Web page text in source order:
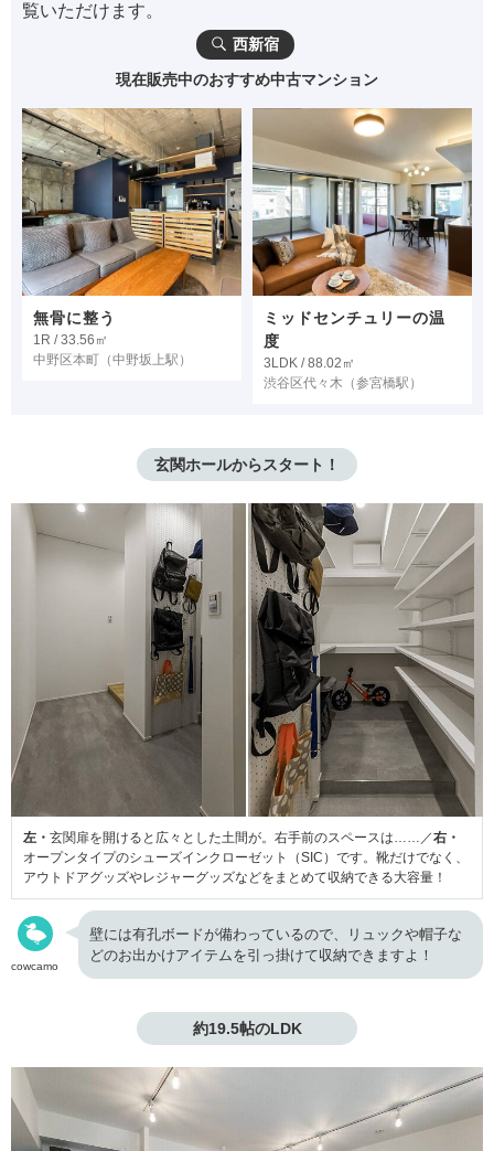
覧いただけます。
西新宿
現在販売中のおすすめ中古マンション
無骨に整う
1R / 33.56㎡
中野区本町 （中野坂上駅）
ミッドセンチュリーの温
度
3LDK / 88.02㎡
渋谷区代々木 （参宮橋駅）
玄関ホールからスタート！
左・ 玄関扉を開けると広々とした土間が。右手前のスペースは……／右・
オープンタイプのシューズインクローゼット（SIC）です。靴だけでなく、
アウトドアグッズやレジャーグッズなどをまとめて収納できる大容量！
cowcamo
壁には有孔ボードが備わっているので、リュックや帽子な
どのお出かけアイテムを引っ掛けて収納できますよ！
約19.5帖のLDK